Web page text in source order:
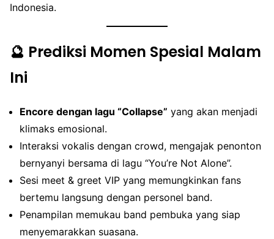
Indonesia.
🔮 Prediksi Momen Spesial Malam
Ini
Encore dengan lagu “Collapse” yang akan menjadi
klimaks emosional.
Interaksi vokalis dengan crowd, mengajak penonton
bernyanyi bersama di lagu “You’re Not Alone”.
Sesi meet & greet VIP yang memungkinkan fans
bertemu langsung dengan personel band.
Penampilan memukau band pembuka yang siap
menyemarakkan suasana.